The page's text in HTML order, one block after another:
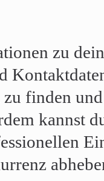
zu
zu finden
kannst